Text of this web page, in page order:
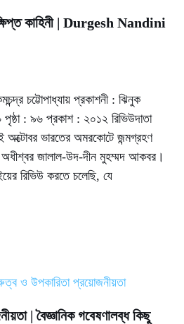
কাহিনী | Durgesh Nandini
চট্টোপাধ্যায় প্রকাশনী : ঝিনুক
: ৯৬ প্রকাশ : ২০১২ রিভিউদাতা
অক্টোবর ভারতের অমরকোটে জন্মগ্রহণ
জালাল-উদ-দীন মুহম্মদ আকবর।
রিভিউ করতে চলেছি, যে
| বৈজ্ঞানিক গবেষণালব্ধ কিছু